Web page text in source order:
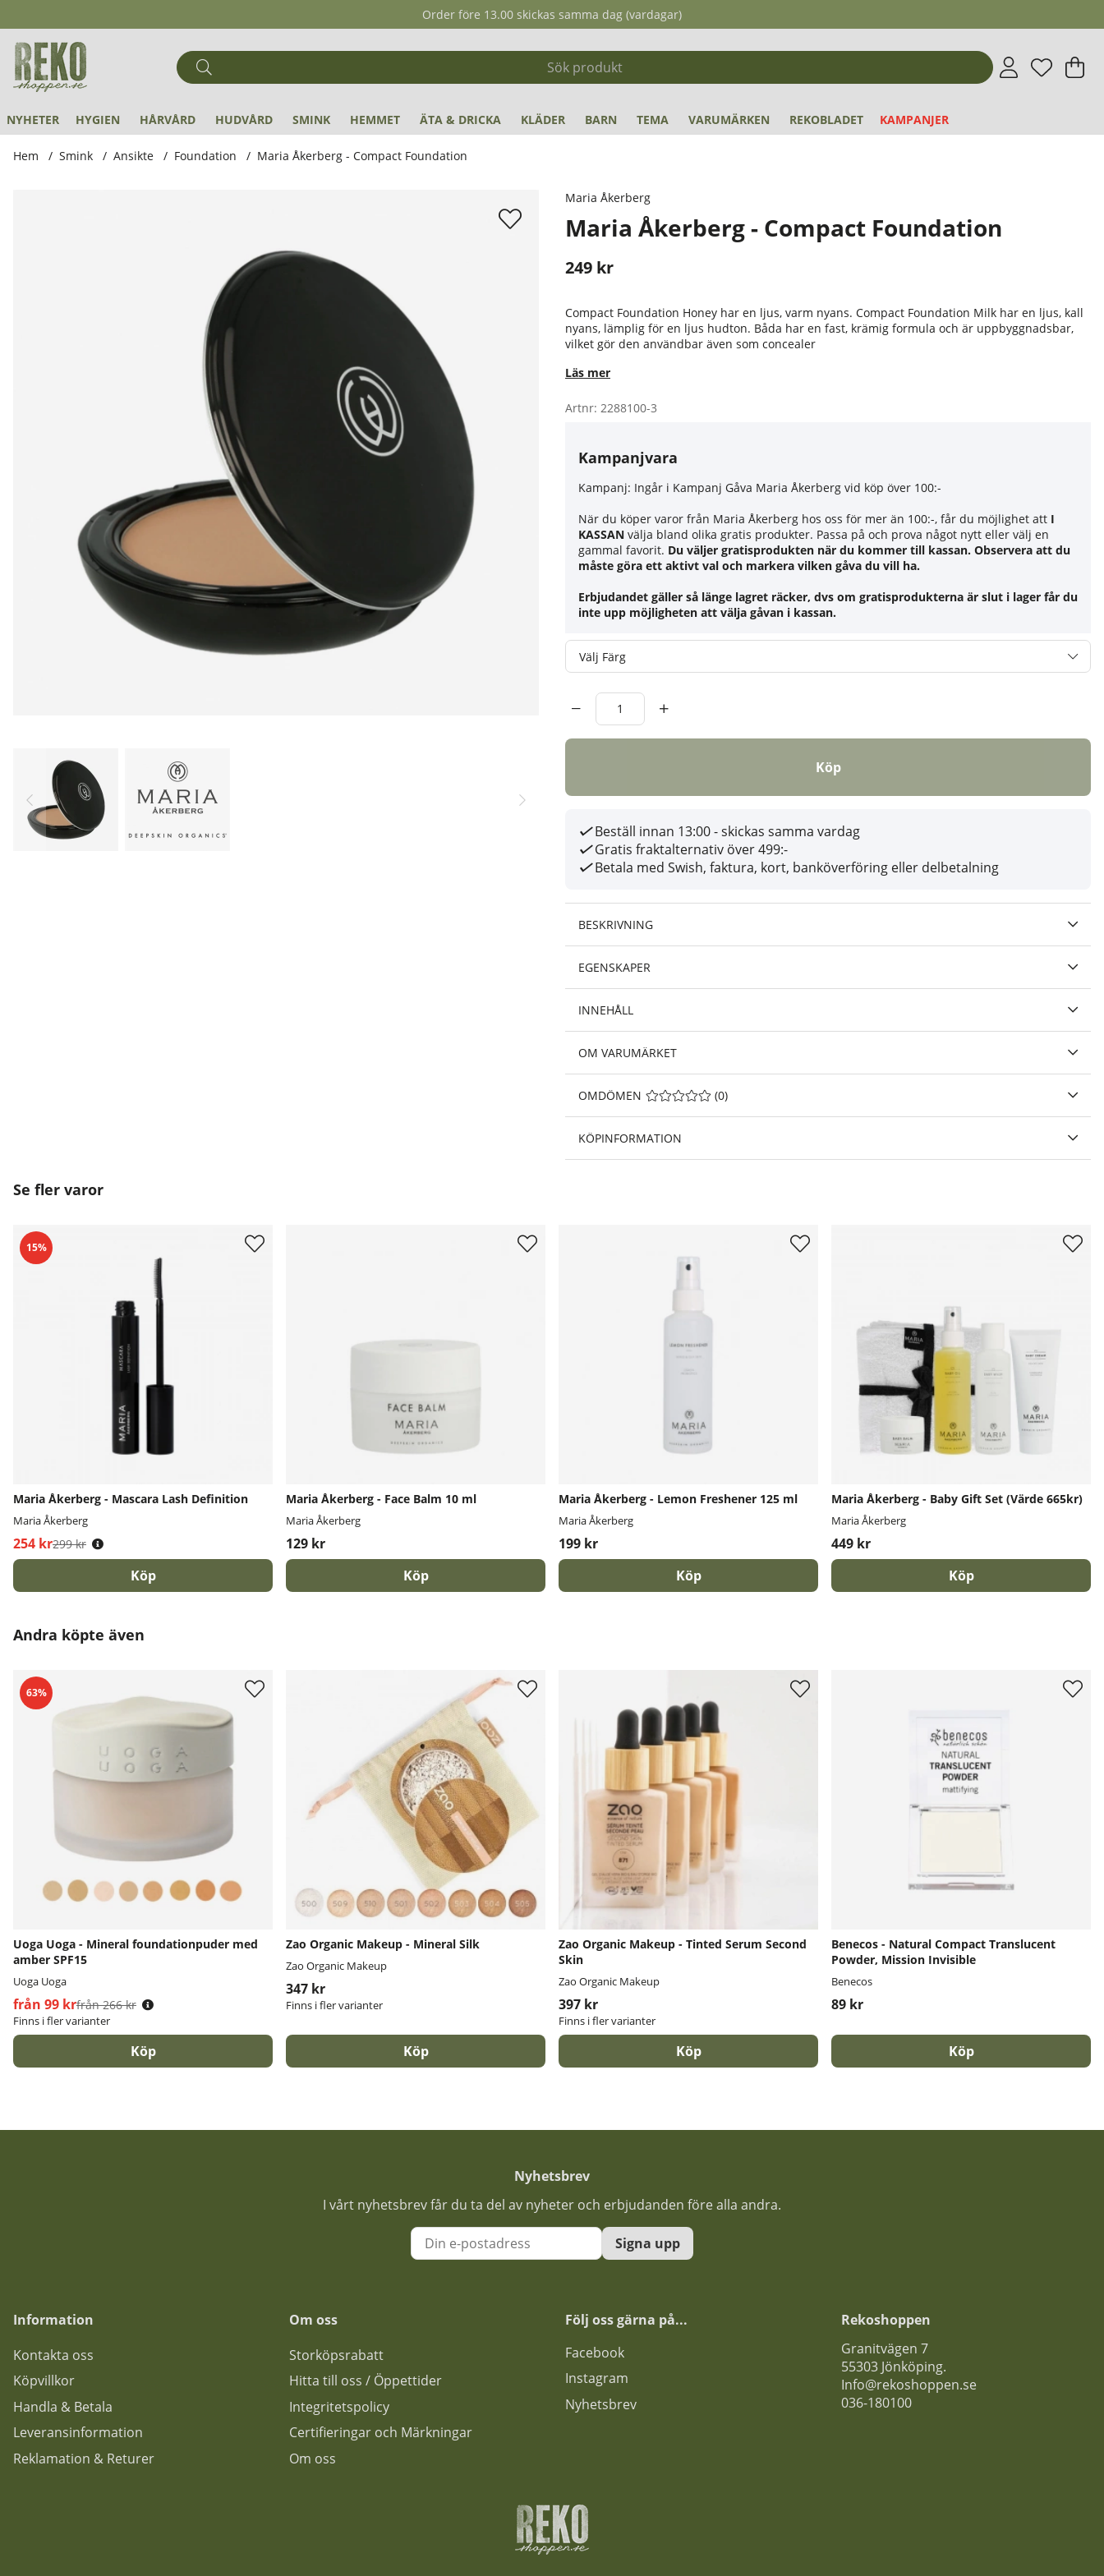
Order före 13.00 skickas samma dag (vardagar)
Antal i
. .
NYHETER HYGIEN HÅRVÅRD HUDVÅRD SMINK HEMMET ÄTA & DRICKA KLÄDER BARN TEMA VARUMÄRKEN REKOBLADET KAMPANJER
Hem Smink Ansikte Foundation Maria Åkerberg - Compact Foundation
Maria Åkerberg
Maria Åkerberg - Compact Foundation
249 kr
Compact Foundation Honey har en ljus, varm nyans. Compact Foundation Milk har en ljus, kall
nyans, lämplig för en ljus hudton. Båda har en fast, krämig formula och är uppbyggnadsbar,
vilket gör den användbar även som concealer
Läs mer
Artnr: 2288100-3
Kampanjvara
Kampanj: Ingår i Kampanj Gåva Maria Åkerberg vid köp över 100:-
När du köper varor från Maria Åkerberg hos oss för mer än 100:-, får du möjlighet att I
KASSAN välja bland olika gratis produkter. Passa på och prova något nytt eller välj en
gammal favorit. Du väljer gratisprodukten när du kommer till kassan. Observera att du
måste göra ett aktivt val och markera vilken gåva du vill ha.
Erbjudandet gäller så länge lagret räcker, dvs om gratisprodukterna är slut i lager får du
inte upp möjligheten att välja gåvan i kassan.
Färg
Köp
Beställ innan 13:00 - skickas samma vardag
Gratis fraktalternativ över 499:-
Betala med Swish, faktura, kort, banköverföring eller delbetalning
BESKRIVNING
EGENSKAPER
INNEHÅLL
OM VARUMÄRKET
OMDÖMEN MEDELBETYG 0 AV 5 ANTAL BETYG 0
(0)
KÖPINFORMATION
Se fler varor
15%
Maria Åkerberg - Mascara Lash Definition
Maria Åkerberg
254 kr
Ordinarie pris:
299 kr
Köp
Maria Åkerberg - Face Balm 10 ml
Maria Åkerberg
129 kr
Köp
Maria Åkerberg - Lemon Freshener 125 ml
Maria Åkerberg
199 kr
Köp
Maria Åkerberg - Baby Gift Set (Värde 665kr)
Maria Åkerberg
449 kr
Köp
Andra köpte även
63%
Uoga Uoga - Mineral foundationpuder med
amber SPF15
Uoga Uoga
från 99 kr
Ordinarie pris:från 266 kr
Finns i fler varianter
Köp
Zao Organic Makeup - Mineral Silk
Zao Organic Makeup
347 kr
Finns i fler varianter
Köp
Zao Organic Makeup - Tinted Serum Second
Skin
Zao Organic Makeup
397 kr
Finns i fler varianter
Köp
Benecos - Natural Compact Translucent
Powder, Mission Invisible
Benecos
89 kr
Köp
Nyhetsbrev
I vårt nyhetsbrev får du ta del av nyheter och erbjudanden före alla andra.
Signa upp
Information
Kontakta oss
Köpvillkor
Handla & Betala
Leveransinformation
Reklamation & Returer
Om oss
Storköpsrabatt
Hitta till oss / Öppettider
Integritetspolicy
Certifieringar och Märkningar
Om oss
Följ oss gärna på...
Facebook
Instagram
Nyhetsbrev
Rekoshoppen
Granitvägen 7
55303 Jönköping.
Info@rekoshoppen.se
036-180100